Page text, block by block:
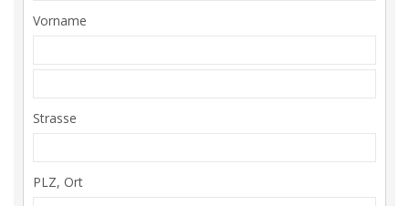
Vorname
Strasse
PLZ, Ort